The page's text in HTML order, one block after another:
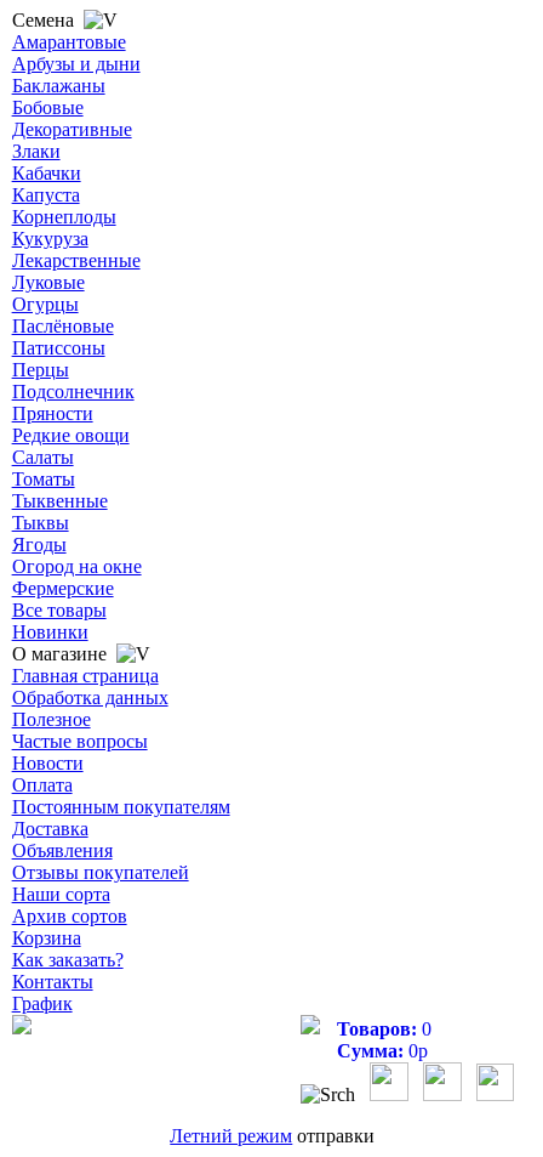
Семена
Амарантовые
Арбузы и дыни
Баклажаны
Бобовые
Декоративные
Злаки
Кабачки
Капуста
Корнеплоды
Кукуруза
Лекарственные
Луковые
Огурцы
Паслёновые
Патиссоны
Перцы
Подсолнечник
Пряности
Редкие овощи
Салаты
Томаты
Тыквенные
Тыквы
Ягоды
Огород на окне
Фермерские
Все товары
Новинки
О магазине
Главная страница
Обработка данных
Полезное
Частые вопросы
Новости
Оплата
Постоянным покупателям
Доставка
Объявления
Отзывы покупателей
Наши сорта
Архив сортов
Корзина
Как заказать?
Контакты
График
Товаров: 0
Сумма: 0р
Летний режим отправки